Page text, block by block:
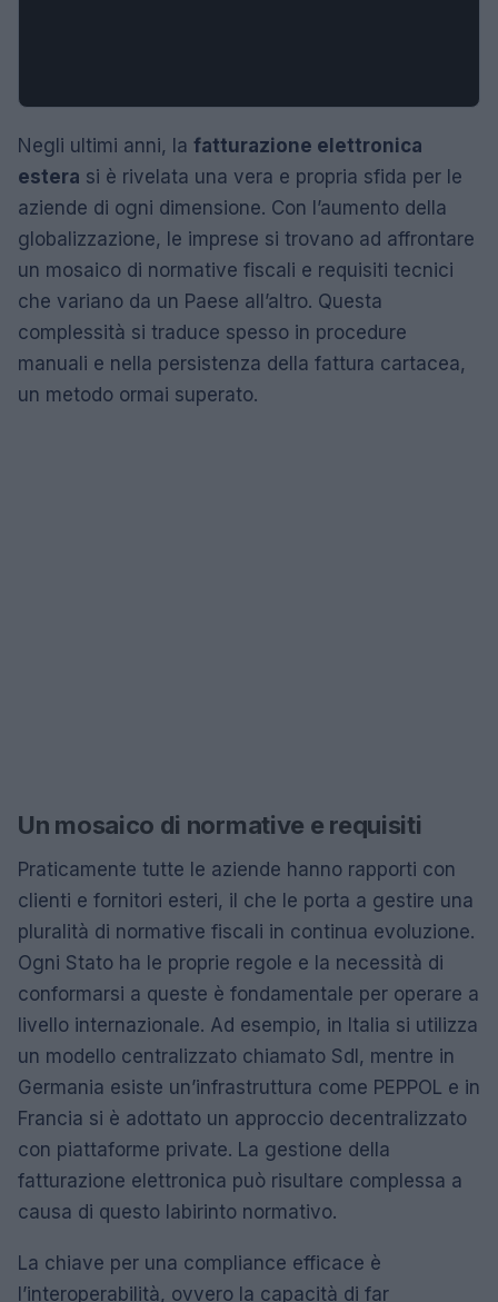
Negli ultimi anni, la fatturazione elettronica
estera si è rivelata una vera e propria sfida per le
aziende di ogni dimensione. Con l’aumento della
globalizzazione, le imprese si trovano ad affrontare
un mosaico di normative fiscali e requisiti tecnici
che variano da un Paese all’altro. Questa
complessità si traduce spesso in procedure
manuali e nella persistenza della fattura cartacea,
un metodo ormai superato.
Un mosaico di normative e requisiti
Praticamente tutte le aziende hanno rapporti con
clienti e fornitori esteri, il che le porta a gestire una
pluralità di normative fiscali in continua evoluzione.
Ogni Stato ha le proprie regole e la necessità di
conformarsi a queste è fondamentale per operare a
livello internazionale. Ad esempio, in Italia si utilizza
un modello centralizzato chiamato SdI, mentre in
Germania esiste un’infrastruttura come PEPPOL e in
Francia si è adottato un approccio decentralizzato
con piattaforme private. La gestione della
fatturazione elettronica può risultare complessa a
causa di questo labirinto normativo.
La chiave per una compliance efficace è
l’interoperabilità, ovvero la capacità di far